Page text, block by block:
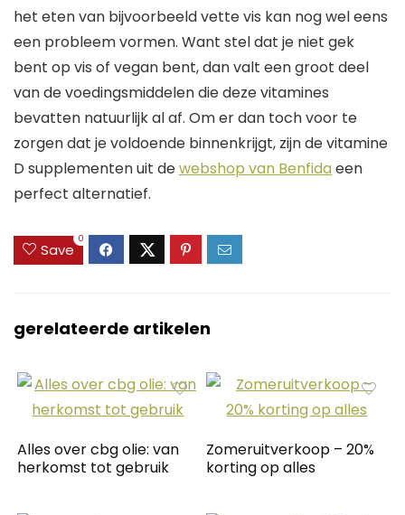
het eten van bijvoorbeeld vette vis kan nog wel eens
een probleem vormen. Want stel dat je niet gek
bent op vis of vegan bent, dan valt een groot deel
van de voedingsmiddelen die deze vitamines
bevatten natuurlijk al af. Om er dan toch voor te
zorgen dat je voldoende binnenkrijgt, zijn de vitamine
D supplementen uit dewebshop van Benfidaeen
perfect alternatief.
Save
0
gerelateerde artikelen
Alles over cbg olie: van
herkomst tot gebruik
Zomeruitverkoop – 20%
korting op alles